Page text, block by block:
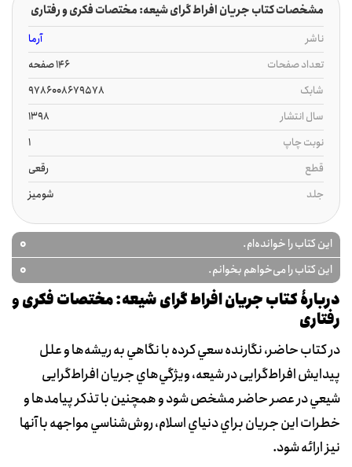
مشخصات کتاب جریان افراط گرای شیعه: مختصات فکری و رفتاری
ناشر
آرما
تعداد صفحات
146 صفحه
شابک
9786008679578
سال انتشار
1398
نوبت چاپ
1
قطع
رقعی
جلد
شومیز
این کتاب را خوانده‌ام. 0
این کتاب را می‌خواهم بخوانم. 0
دربارۀ کتاب جریان افراط گرای شیعه: مختصات فکری و
رفتاری
در کتاب حاضر، نگارنده سعي کرده با نگاهي به ريشه‌ها و علل
پيدايش افراط‌گرايی در شيعه، ويژگي‌هاي جريان افراط‌گرايی
شيعي در عصر حاضر مشخص شود و همچنين با تذکر پيامدها و
خطرات اين جريان براي دنياي اسلام، روش‌شناسي مواجهه با آنها
نيز ارائه شود.